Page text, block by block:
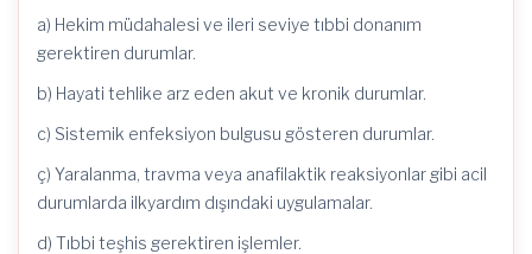
a) Hekim müdahalesi ve ileri seviye tıbbi donanım
gerektiren durumlar.
b) Hayati tehlike arz eden akut ve kronik durumlar.
c) Sistemik enfeksiyon bulgusu gösteren durumlar.
ç) Yaralanma, travma veya anafilaktik reaksiyonlar gibi acil
durumlarda ilkyardım dışındaki uygulamalar.
d) Tıbbi teşhis gerektiren işlemler.